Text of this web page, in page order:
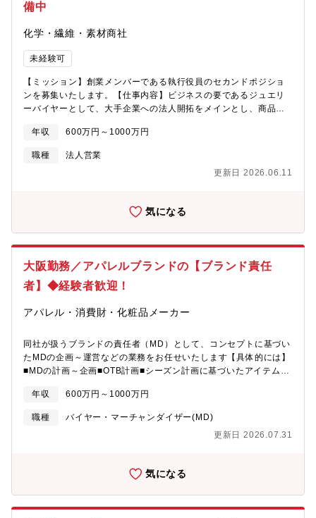
備中
化学・繊維・素材商社
未経験可
【ミッション】創業メンバーである執行役員のセカンドポジショ
ンを募集いたします。【仕事内容】ビジネスの要であるジュエリ
ーバイヤーとして、大手企業への法人開拓をメインとし、商品の
拓をお任せいたします。∟フランチャイザーの本部部隊に直接ア
プローチし、新規開拓を行います。1回で大口取引のチャンス大！
▼これまでアプローチできていなかった地方のオークション領域
へ進出！▼在庫を確認・訪問し、その場で査定∟お客様から商品
れに伴う書類作成、買取した商品の管理、販売に向けた関連部署
して、SNSアプローチ企画もお任せいたします。★新規と既存の
問を行います。お話を聞いていただける確率は8割以上にのぼりま
す。（訪問から仕入までは６割の成功率です）目利きスキルにご
ーの目利きができる営業は、顧客となるジュエリー取り扱い店舗
先は小会社化し、社長ポジションも大いにありえるポジションで
す！同社では自社に工房と鑑別機関も擁しており、信頼いただけ
る目利きスキルを磨くための環境が整っています。大切なのはお
客様からの信頼を得ること。「どういった品なのか」「なぜこの
築いていきましょう。※営業用に社用車を支給、直行も可能で
す。※事前申告で休日利用もOK!【多様なキャリアパス】・ゆくゆ
部署です！買取・査定は当社のビジネスの基盤を支えているた
ィーな昇給昇格も可能。新卒3年目で役職者に昇格したり、営業部
から他の部署のリーダーに異動してマネジメントを行っている者
年収 600万円～1000万円
職種
法人営業
更新日 2026.06.11
気になる
大阪勤務／アパレルブランドの【ブランド責任
者】◆経験者歓迎！
アパレル・消費財・化粧品メーカー
同社が扱うブランドの責任者（MD）として、コンセプトに基づい
たMDの企画～運営などの業務をお任せいたします【具体的には】
■MDの計画～企画■OTB計画■シーズン計画に基づいたアイテム構
価格・原価管理■取引先との折衝■生産管理・発注業務■その他付随
する業務
年収 600万円～1000万円
職種
バイヤー・マーチャンダイザー(MD)
更新日 2026.07.31
気になる